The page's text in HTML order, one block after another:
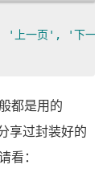
都是用的
享过封装好的
：